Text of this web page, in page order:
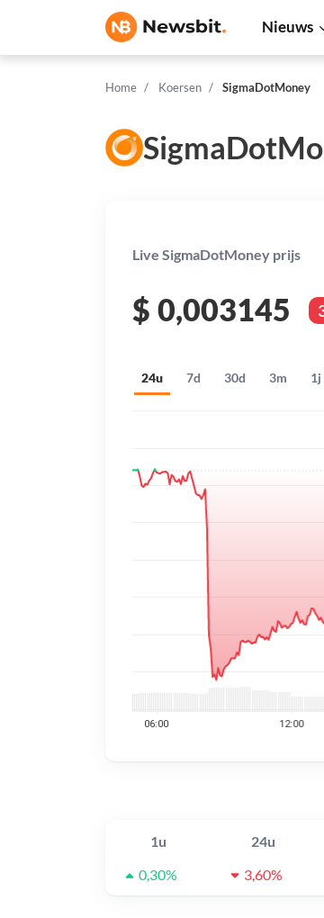
Nieuws
Home Koersen SigmaDotMoney
Live SigmaDotMoney prijs
$ 0,003145
24u 7d 30d 3m 1j
1u 24u
0,30%
3,60%